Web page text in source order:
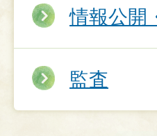
情報公開
監査